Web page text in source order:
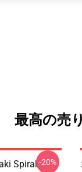
最高の売
Spiral-20%